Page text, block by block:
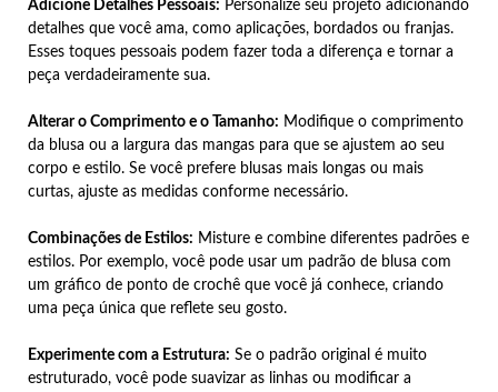
Adicione Detalhes Pessoais: Personalize seu projeto adicionando
detalhes que você ama, como aplicações, bordados ou franjas.
Esses toques pessoais podem fazer toda a diferença e tornar a
peça verdadeiramente sua.
Alterar o Comprimento e o Tamanho: Modifique o comprimento
da blusa ou a largura das mangas para que se ajustem ao seu
corpo e estilo. Se você prefere blusas mais longas ou mais
curtas, ajuste as medidas conforme necessário.
Combinações de Estilos: Misture e combine diferentes padrões e
estilos. Por exemplo, você pode usar um padrão de blusa com
um gráfico de ponto de crochê que você já conhece, criando
uma peça única que reflete seu gosto.
Experimente com a Estrutura: Se o padrão original é muito
estruturado, você pode suavizar as linhas ou modificar a